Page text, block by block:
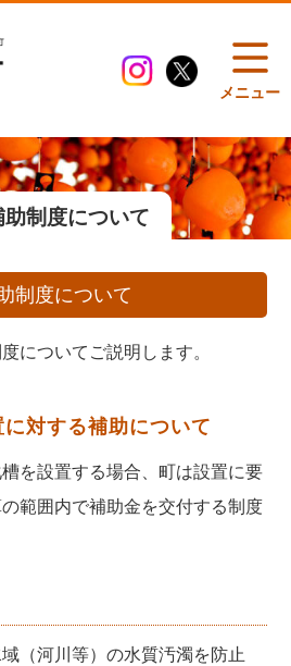
メニュー
制度について
制度について
についてご説明します。
対する補助について
を設置する場合、町は設置に要
範囲内で補助金を交付する制度
（河川等）の水質汚濁を防止